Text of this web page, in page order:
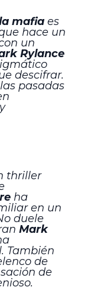
mafia es
hace un
un
Rylance
descifrar.
pasadas
thriller
ha
en un
duele
Mark
También
de
de